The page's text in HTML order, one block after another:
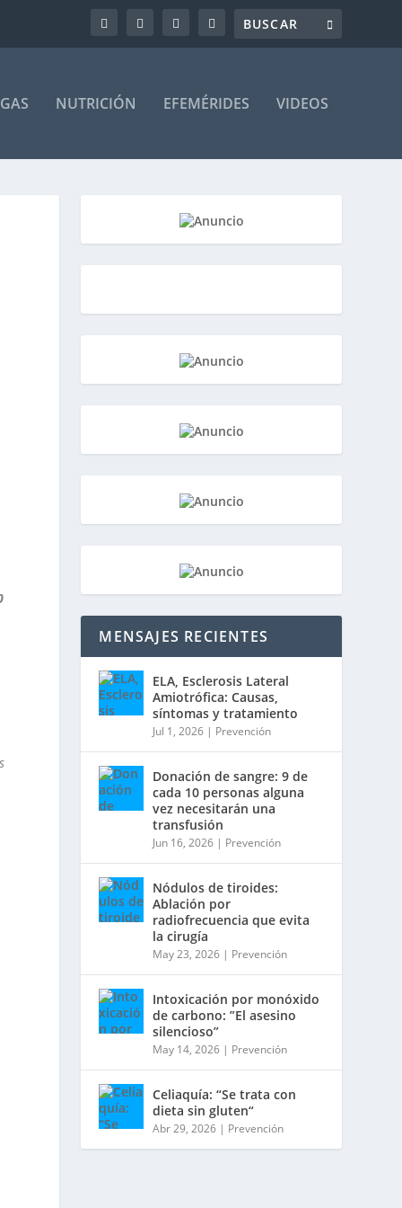
NUTRICIÓN EFEMÉRIDES VIDEOS
MENSAJES RECIENTES
ELA, Esclerosis Lateral
Amiotrófica: Causas,
síntomas y tratamiento
Jul 1, 2026 | Prevención
Donación de sangre: 9 de
cada 10 personas alguna
vez necesitarán una
transfusión
Jun 16, 2026 | Prevención
Nódulos de tiroides:
Ablación por
radiofrecuencia que evita
la cirugía
May 23, 2026 | Prevención
Intoxicación por monóxido
de carbono: ”El asesino
silencioso”
May 14, 2026 | Prevención
Celiaquía: “Se trata con
dieta sin gluten“
Abr 29, 2026 | Prevención